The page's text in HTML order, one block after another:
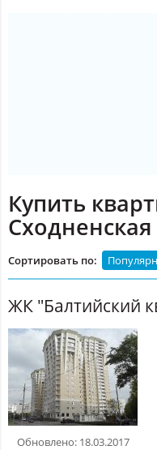
Купить
Сходненская
Сортировать по:
ЖК "Балтийский
Обновлено: 18.03.2017